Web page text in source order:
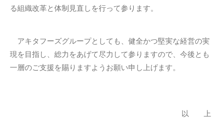
る組織改革と体制見直しを行って参ります。
アキタフーズグループとしても、健全かつ堅実な経営の実
現を目指し、総力をあげて尽力して参りますので、今後とも
一層のご支援を賜りますようお願い申し上げます。
以 上